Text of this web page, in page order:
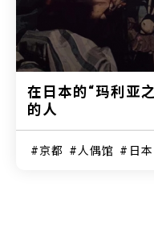
在日本的“玛利亚
的人
京都 人偶馆 日本